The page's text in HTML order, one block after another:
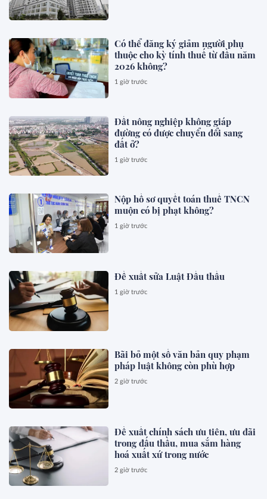
Có thể đăng ký giảm người phụ
thuộc cho kỳ tính thuế từ đầu năm
2026 không?
1 giờ trước
Đất nông nghiệp không giáp
đường có được chuyển đổi sang
đất ở?
1 giờ trước
Nộp hồ sơ quyết toán thuế TNCN
muộn có bị phạt không?
1 giờ trước
Đề xuất sửa Luật Đấu thầu
1 giờ trước
Bãi bỏ một số văn bản quy phạm
pháp luật không còn phù hợp
2 giờ trước
Đề xuất chính sách ưu tiên, ưu đãi
trong đấu thầu, mua sắm hàng
hoá xuất xứ trong nước
2 giờ trước